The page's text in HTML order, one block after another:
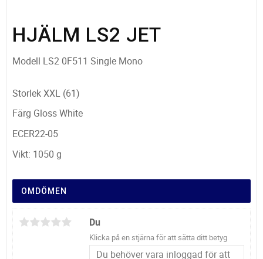
HJÄLM LS2 JET
Modell LS2 0F511 Single Mono
Storlek XXL (61)
Färg Gloss White
ECER22-05
Vikt: 1050 g
OMDÖMEN
Du
Klicka på en stjärna för att sätta ditt betyg